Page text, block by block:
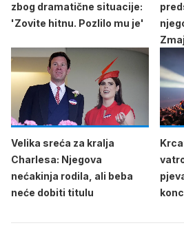
zbog dramatične situacije:
'Zovite hitnu. Pozlilo mu je'
Velika sreća za kralja
Charlesa: Njegova
nećakinja rodila, ali beba
neće dobiti titulu